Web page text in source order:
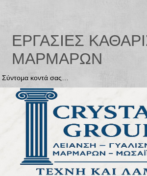
ΕΡΓΑΣΙΕΣ
ΜΑΡΜΑΡΩΝ
Σύντομα κοντά σας…